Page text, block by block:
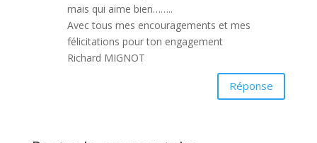
mais qui aime bien……..
Avec tous mes encouragements et mes
félicitations pour ton engagement
Richard MIGNOT
Réponse